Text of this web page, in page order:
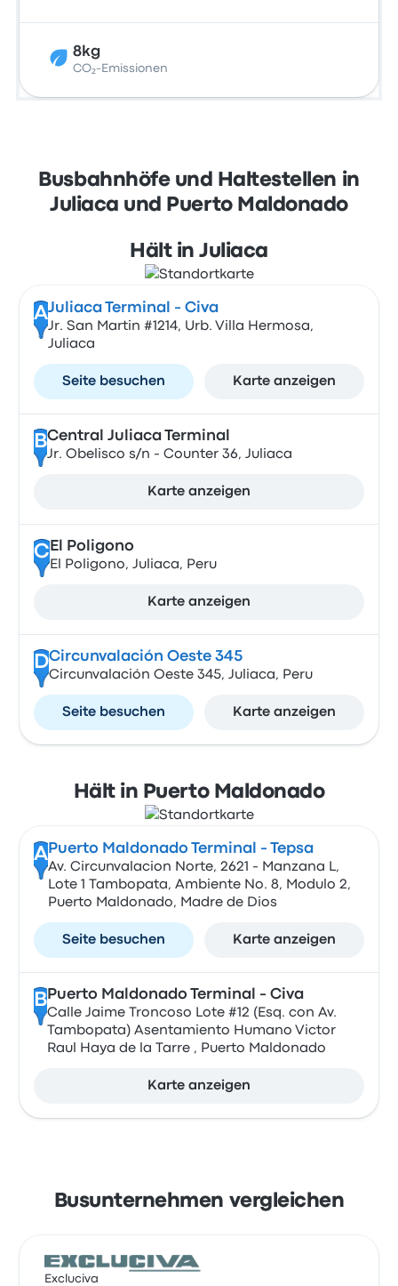
8kg
CO₂-Emissionen
Busbahnhöfe und Haltestellen in
Juliaca und Puerto Maldonado
Hält in Juliaca
AJuliaca Terminal - Civa
Jr. San Martin #1214, Urb. Villa Hermosa,
Juliaca
Seite besuchen Karte anzeigen
BCentral Juliaca Terminal
Jr. Obelisco s/n - Counter 36, Juliaca
Karte anzeigen
CEl Poligono
El Poligono, Juliaca, Peru
Karte anzeigen
DCircunvalación Oeste 345
Circunvalación Oeste 345, Juliaca, Peru
Seite besuchen Karte anzeigen
Hält in Puerto Maldonado
A Puerto Maldonado Terminal - Tepsa
Av. Circunvalacion Norte, 2621 - Manzana L,
Lote 1 Tambopata, Ambiente No. 8, Modulo 2,
Puerto Maldonado, Madre de Dios
Seite besuchen Karte anzeigen
B Puerto Maldonado Terminal - Civa
Calle Jaime Troncoso Lote #12 (Esq. con Av.
Tambopata) Asentamiento Humano Victor
Raul Haya de la Tarre , Puerto Maldonado
Karte anzeigen
Busunternehmen vergleichen
Excluciva